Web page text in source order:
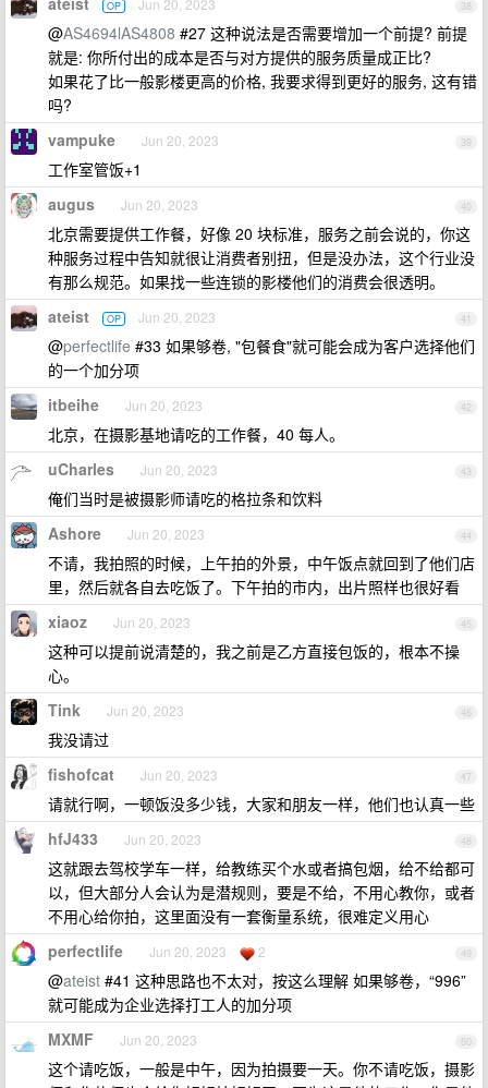
38
OP Jun 20, 2023
@AS4694lAS4808 #27 这种说法是否需要增加一个前提? 前提
就是: 你所付出的成本是否与对方提供的服务质量成正比?
如果花了比一般影楼更高的价格, 我要求得到更好的服务, 这有错
吗?
39
vampuke Jun 20, 2023
工作室管饭+1
40
augus Jun 20, 2023
北京需要提供工作餐，好像 20 块标准，服务之前会说的，你这
种服务过程中告知就很让消费者别扭，但是没办法，这个行业没
有那么规范。如果找一些连锁的影楼他们的消费会很透明。
41
ateist OP Jun 20, 2023
@perfectlife #33 如果够卷, "包餐食"就可能会成为客户选择他们
的一个加分项
42
itbeihe Jun 20, 2023
北京，在摄影基地请吃的工作餐，40 每人。
43
uCharles Jun 20, 2023
俺们当时是被摄影师请吃的格拉条和饮料
44
Ashore Jun 20, 2023
不请，我拍照的时候，上午拍的外景，中午饭点就回到了他们店
里，然后就各自去吃饭了。下午拍的市内，出片照样也很好看
45
xiaoz Jun 20, 2023
这种可以提前说清楚的，我之前是乙方直接包饭的，根本不操
心。
46
Tink Jun 20, 2023
我没请过
47
fishofcat Jun 20, 2023
请就行啊，一顿饭没多少钱，大家和朋友一样，他们也认真一些
48
hfJ433 Jun 20, 2023
这就跟去驾校学车一样，给教练买个水或者搞包烟，给不给都可
以，但大部分人会认为是潜规则，要是不给，不用心教你，或者
不用心给你拍，这里面没有一套衡量系统，很难定义用心
49
perfectlife Jun 20, 2023 2
@ateist #41 这种思路也不太对，按这么理解 如果够卷，“996”
就可能成为企业选择打工人的加分项
50
MXMF Jun 20, 2023
这个请吃饭，一般是中午，因为拍摄要一天。你不请吃饭，摄影